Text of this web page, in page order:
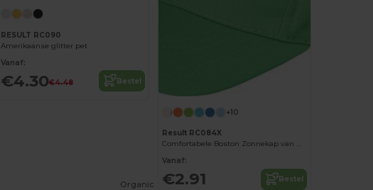
RESULT RC090
Amerikaanse glitter pet
Vanaf:
€4.30€4.48 Bestel
+10
Result RC084X
Comfortabele Boston Zonnekap van Result
Vanaf:
€2.91 Bestel
Organic